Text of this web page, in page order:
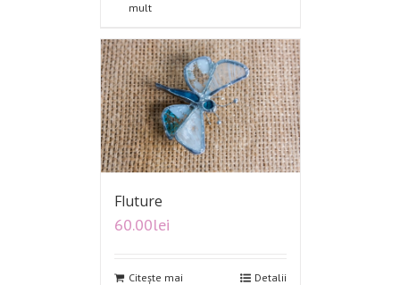
mult
Fluture
60.00lei
Citește mai
Detalii